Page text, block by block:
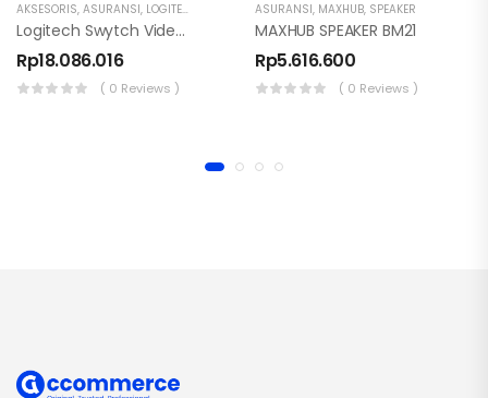
AKSESORIS, ASURANSI, LOGITECH
Logitech Swytch Video Collaboration
Rp18.086.016
( 0 Reviews )
ASURANSI, MAXHUB, SPEAKER
MAXHUB SPEAKER BM21
Rp5.616.600
( 0 Reviews )